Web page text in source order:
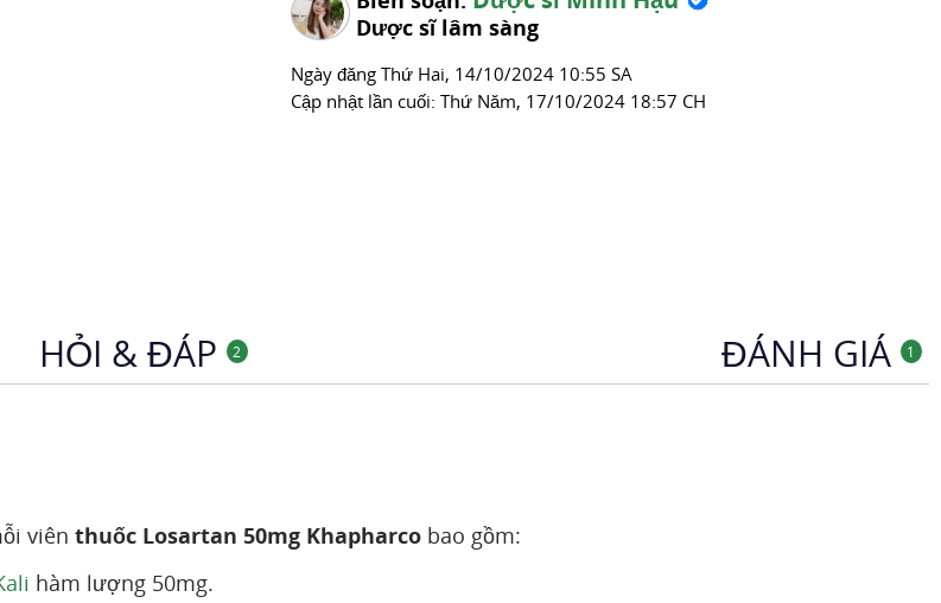
Chuyên mục
Thuốc Hạ Huyết Áp
Dược sĩ lâm sàng
Ngày đăng Thứ Hai, 14/10/2024 10:55 SA
Cập nhật lần cuối: Thứ Năm, 17/10/2024 18:57 CH
HỎI & ĐÁP 2 ĐÁNH GIÁ 1
viên thuốc Losartan 50mg Khapharco bao gồm:
hàm lượng 50mg.